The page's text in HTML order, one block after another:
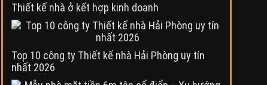
Thiết kế nhà ở kết hợp kinh doanh
Top 10 công ty Thiết kế nhà Hải Phòng uy tín
nhất 2026